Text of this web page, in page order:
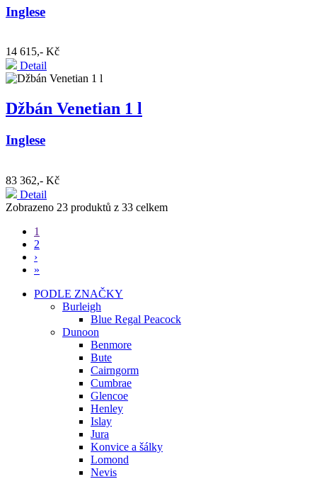
Inglese
14 615,- Kč
Detail
Džbán Venetian 1 l
Inglese
83 362,- Kč
Detail
Zobrazeno 23 produktů z 33 celkem
1
2
›
»
PODLE ZNAČKY
Burleigh
Blue Regal Peacock
Dunoon
Benmore
Bute
Cairngorm
Cumbrae
Glencoe
Henley
Islay
Jura
Konvice a šálky
Lomond
Nevis